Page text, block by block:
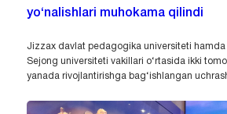
yo‘nalishlari muhokama qilindi
Jizzax davlat pedagogika universiteti hamda
Sejong universiteti vakillari o‘rtasida ikki
yanada rivojlantirishga bag‘ishlangan